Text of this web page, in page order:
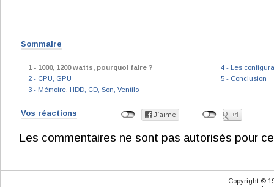
Sommaire
1 - 1000, 1200 watts, pourquoi faire ?
2 - CPU, GPU
3 - Mémoire, HDD, CD, Son, Ventilo
4 - Les
5 - Conclusion
Vos réactions
Les commentaires ne sont pas autorisés pour
Copyright ©